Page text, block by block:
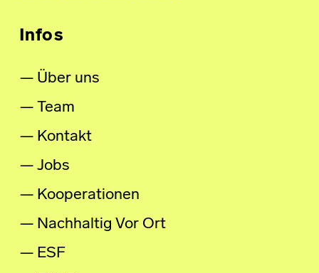
Infos
Über uns
Team
Kontakt
Jobs
Kooperationen
Nachhaltig Vor Ort
ESF